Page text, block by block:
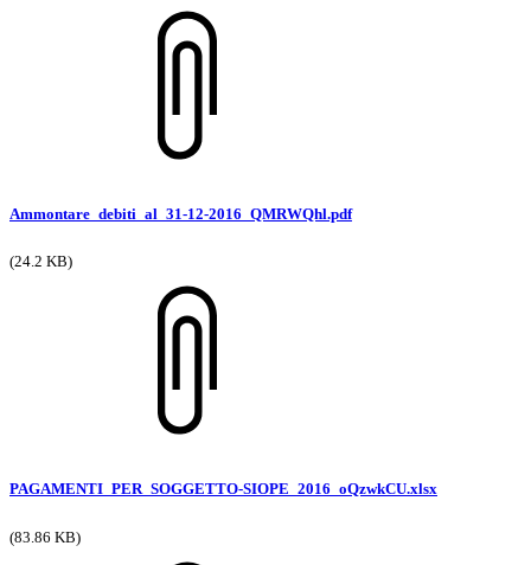
Ammontare_debiti_al_31-12-2016_QMRWQhl.pdf
(24.2 KB)
PAGAMENTI_PER_SOGGETTO-SIOPE_2016_oQzwkCU.xlsx
(83.86 KB)